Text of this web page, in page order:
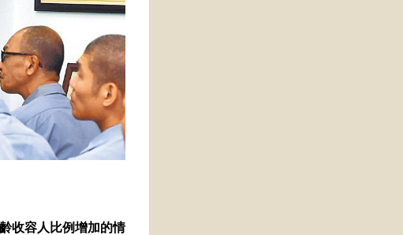
收容人比例增加的情